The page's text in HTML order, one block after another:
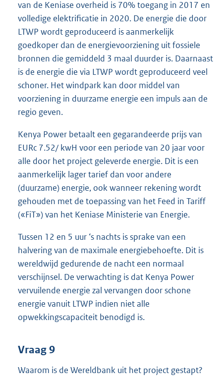
van de Keniase overheid is 70% toegang in 2017 en
volledige elektrificatie in 2020. De energie die door
LTWP wordt geproduceerd is aanmerkelijk
goedkoper dan de energievoorziening uit fossiele
bronnen die gemiddeld 3 maal duurder is. Daarnaast
is de energie die via LTWP wordt geproduceerd veel
schoner. Het windpark kan door middel van
voorziening in duurzame energie een impuls aan de
regio geven.
Kenya Power betaalt een gegarandeerde prijs van
EURc 7.52/ kwH voor een periode van 20 jaar voor
alle door het project geleverde energie. Dit is een
aanmerkelijk lager tarief dan voor andere
(duurzame) energie, ook wanneer rekening wordt
gehouden met de toepassing van het Feed in Tariff
(«FiT») van het Keniase Ministerie van Energie.
Tussen 12 en 5 uur ‘s nachts is sprake van een
halvering van de maximale energiebehoefte. Dit is
wereldwijd gedurende de nacht een normaal
verschijnsel. De verwachting is dat Kenya Power
vervuilende energie zal vervangen door schone
energie vanuit LTWP indien niet alle
opwekkingscapaciteit benodigd is.
Vraag 9
Waarom is de Wereldbank uit het project gestapt?